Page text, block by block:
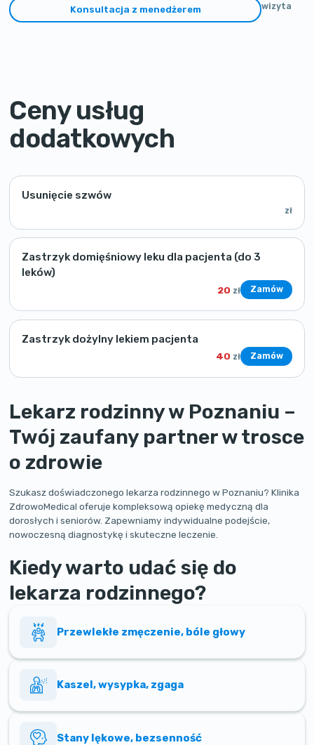
Konsultacja z menedżerem wizyta
Ceny usług
dodatkowych
Usunięcie szwów
zł
Zastrzyk domięśniowy leku dla pacjenta (do 3
leków)
20 zł Zamów
Zastrzyk dożylny lekiem pacjenta
40 zł Zamów
Lekarz rodzinny w Poznaniu –
Twój zaufany partner w trosce
o zdrowie
Szukasz doświadczonego lekarza rodzinnego w Poznaniu? Klinika
ZdrowoMedical oferuje kompleksową opiekę medyczną dla
dorosłych i seniorów. Zapewniamy indywidualne podejście,
nowoczesną diagnostykę i skuteczne leczenie.
Kiedy warto udać się do
lekarza rodzinnego?
Przewlekłe zmęczenie, bóle głowy
Kaszel, wysypka, zgaga
Stany lękowe, bezsenność